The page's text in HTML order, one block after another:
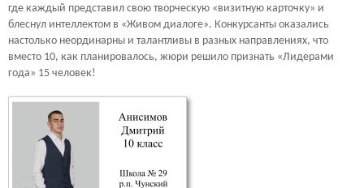
где каждый представил свою творческую «визитную карточку» и
блеснул интеллектом в «Живом диалоге». Конкурсанты оказались
настолько неординарны и талантливы в разных направлениях, что
вместо 10, как планировалось, жюри решило признать «Лидерами
года» 15 человек!